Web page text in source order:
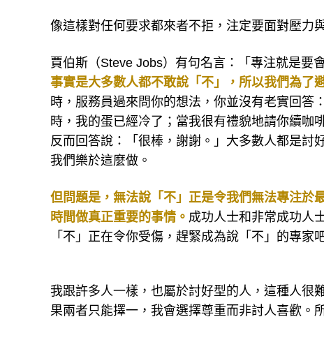
像這樣對任何要求都來者不拒，注定要面對壓力
賈伯斯（Steve Jobs）有句名言：「專注就是要
事實是大多數人都不敢說「不」，所以我們為了
時，服務員過來問你的想法，你並沒有老實回答
時，我的蛋已經冷了；當我很有禮貌地請你續咖
反而回答說：「很棒，謝謝。」大多數人都是討
我們樂於這麼做。
但問題是，無法說「不」正是令我們無法專注於
時間做真正重要的事情。 成功人士和非常成功人
「不」正在令你受傷，趕緊成為說「不」的專家
我跟許多人一樣，也屬於討好型的人，這種人很
果兩者只能擇一，我會選擇尊重而非討人喜歡。